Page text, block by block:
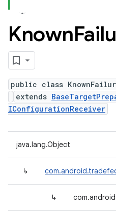
Known
public class
extends
IConfigurationReceiver
java.lang.Object
↳
↳